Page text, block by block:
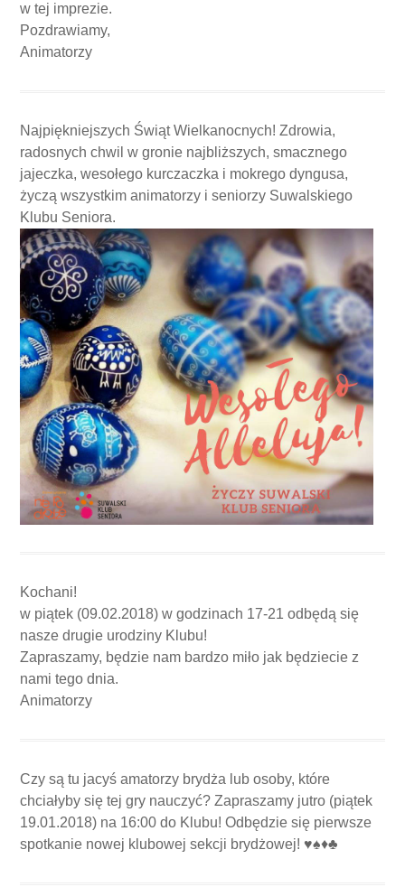
w tej imprezie.
Pozdrawiamy,
Animatorzy
Najpiękniejszych Świąt Wielkanocnych! Zdrowia,
radosnych chwil w gronie najbliższych, smacznego
jajeczka, wesołego kurczaczka i mokrego dyngusa,
życzą wszystkim animatorzy i seniorzy Suwalskiego
Klubu Seniora.
Kochani!
w piątek (09.02.2018) w godzinach 17-21 odbędą się
nasze drugie urodziny Klubu!
Zapraszamy, będzie nam bardzo miło jak będziecie z
nami tego dnia.
Animatorzy
Czy są tu jacyś amatorzy brydża lub osoby, które
chciałyby się tej gry nauczyć? Zapraszamy jutro (piątek
19.01.2018) na 16:00 do Klubu! Odbędzie się pierwsze
spotkanie nowej klubowej sekcji brydżowej! ♥️♠️♦️♣️